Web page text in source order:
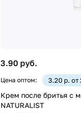
3.90 руб.
Цена оптом: 3.20 р. от
Крем после бритья с
NATURALIST